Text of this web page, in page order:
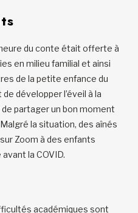
du conte était offerte à
en milieu familial et ainsi
de la petite enfance du
développer l’éveil à la
partager un bon moment
la situation, des aînés
Zoom à des enfants
la COVID.
académiques sont